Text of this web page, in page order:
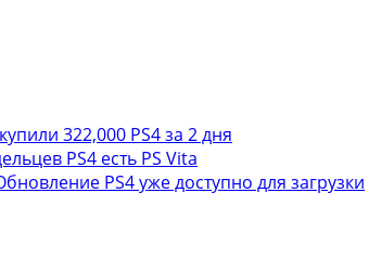
322,000 PS4 за 2 дня
PS4 есть PS Vita
PS4 уже доступно для загрузки